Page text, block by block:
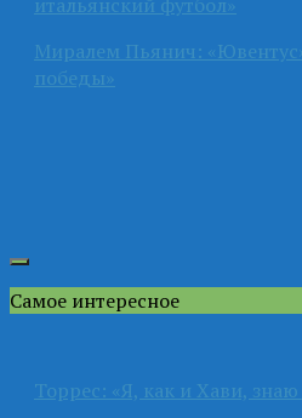
Миралем Пьянич:
победы»
Самое интересное
Торрес: «Я, как и Хави,